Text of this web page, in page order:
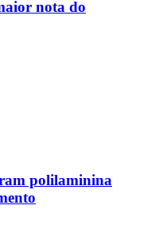
nota do
polilaminina